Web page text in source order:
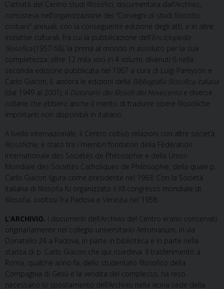
L’attività del Centro studi filosofici, documentata dall’Archivio,
consisteva nell’organizzazione dei “Convegni di studi filosofici
cristiani” annuali, con la conseguente edizione degli atti, e in altre
iniziative culturali, fra cui la pubblicazione dell’Enciclopedia
filosofica (1957-58), la prima al mondo in assoluto per la sua
completezza: oltre 12 mila voci in 4 volumi, divenuti 6 nella
seconda edizione pubblicata nel 1967 a cura di Luigi Pareyson e
Carlo Giacon. E ancora le edizioni della Bibliografia filosofica italiana
(dal 1949 al 2001), il Dizionario dei filosofi del Novecento e diverse
collane che ebbero anche il merito di tradurre opere filosofiche
importanti non disponibili in italiano.
A livello internazionale, il Centro coltivò relazioni con altre società
filosofiche: è stato tra i membri fondatori della Fédération
Internationale des Sociétés de Philosophie e della Union
Mondiale des Sociétés Catholiques de Philosophie, della quale p.
Carlo Giacon figura come presidente nel 1963. Con la Società
italiana di filosofia fu organizzato il XII congresso mondiale di
filosofia, svoltosi fra Padova e Venezia nel 1958.
L’ARCHIVIO. I documenti dell’Archivio del Centro erano conservati
originariamente nel collegio universitario Antonianum, in via
Donatello 24 a Padova, in parte in biblioteca e in parte nella
stanza di p. Carlo Giacon che qui risiedeva. Il trasferimento a
Roma, qualche anno fa, dello studentato filosofico della
Compagnia di Gesù e la vendita del complesso, ha reso
necessario lo spostamento dell’Archivio nella vicina sede della